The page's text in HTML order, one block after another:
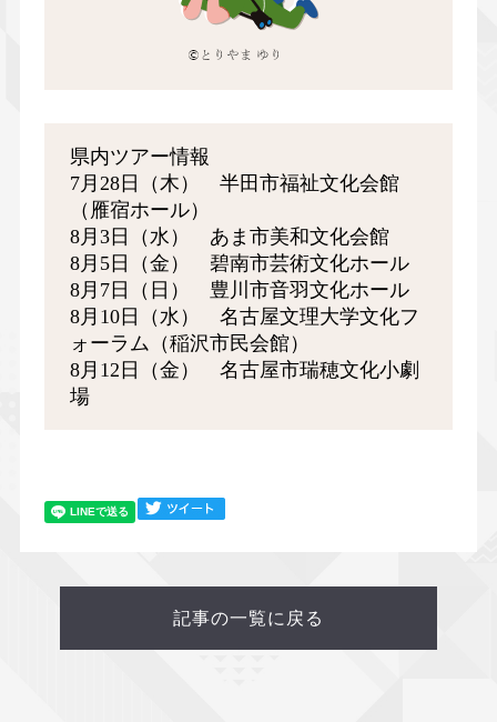
県内ツアー情報
7月28日（木） 半田市福祉文化会館
（雁宿ホール）
8月3日（水） あま市美和文化会館
8月5日（金） 碧南市芸術文化ホール
8月7日（日） 豊川市音羽文化ホール
8月10日（水） 名古屋文理大学文化フ
ォーラム（稲沢市民会館）
8月12日（金） 名古屋市瑞穂文化小劇
場
記事の一覧に戻る